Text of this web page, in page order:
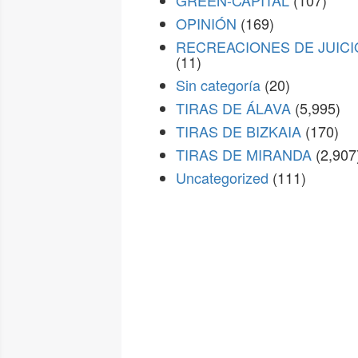
OPINIÓN (169)
RECREACIONES DE
(11)
Sin categoría (20)
TIRAS DE ÁLAVA (5,995)
TIRAS DE BIZKAIA (170)
TIRAS DE MIRANDA
Uncategorized (111)